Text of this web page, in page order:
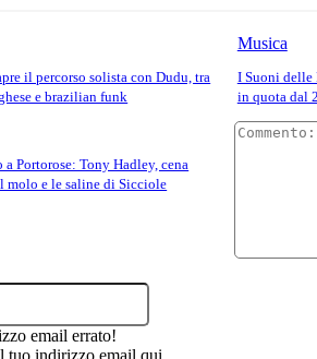
il percorso solista con Dudu, tra
e brazilian funk
Musica
I Suoni
in quota dal
a Portorose: Tony Hadley, cena
molo e le saline di Sicciole
Email:*
email errato!
tuo indirizzo email qui